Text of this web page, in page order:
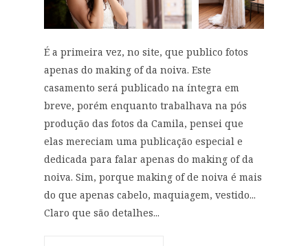
É a primeira vez, no site, que publico fotos
apenas do making of da noiva. Este
casamento será publicado na íntegra em
breve, porém enquanto trabalhava na pós
produção das fotos da Camila, pensei que
elas mereciam uma publicação especial e
dedicada para falar apenas do making of da
noiva. Sim, porque making of de noiva é mais
do que apenas cabelo, maquiagem, vestido...
Claro que são detalhes...